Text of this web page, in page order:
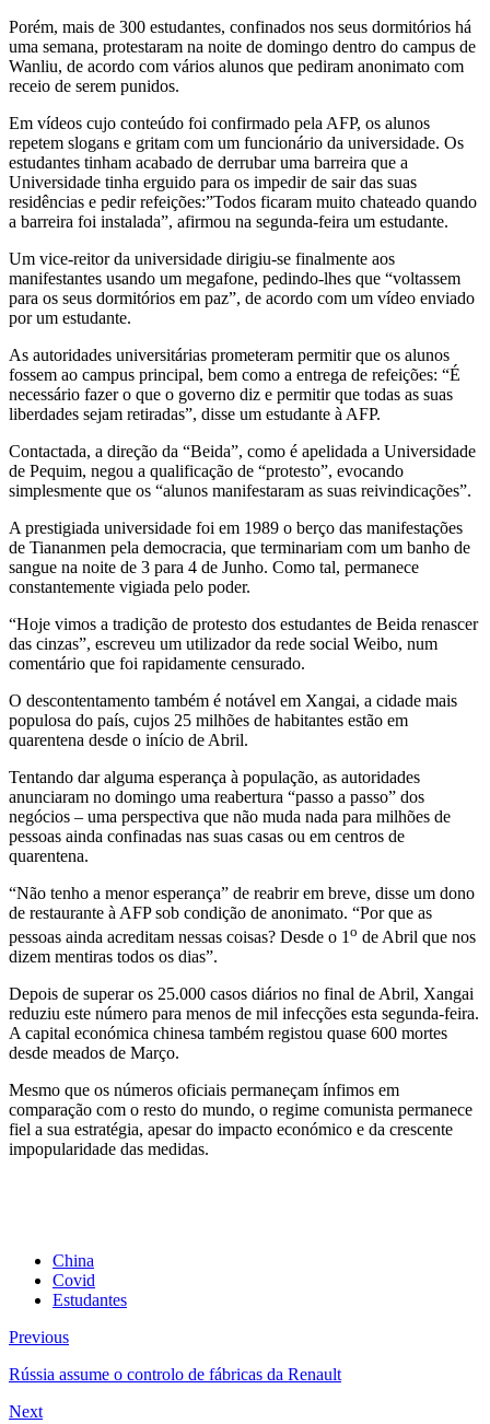
Porém, mais de 300 estudantes, confinados nos seus dormitórios há
uma semana, protestaram na noite de domingo dentro do campus de
Wanliu, de acordo com vários alunos que pediram anonimato com
receio de serem punidos.
Em vídeos cujo conteúdo foi confirmado pela AFP, os alunos
repetem slogans e gritam com um funcionário da universidade. Os
estudantes tinham acabado de derrubar uma barreira que a
Universidade tinha erguido para os impedir de sair das suas
residências e pedir refeições:”Todos ficaram muito chateado quando
a barreira foi instalada”, afirmou na segunda-feira um estudante.
Um vice-reitor da universidade dirigiu-se finalmente aos
manifestantes usando um megafone, pedindo-lhes que “voltassem
para os seus dormitórios em paz”, de acordo com um vídeo enviado
por um estudante.
As autoridades universitárias prometeram permitir que os alunos
fossem ao campus principal, bem como a entrega de refeições: “É
necessário fazer o que o governo diz e permitir que todas as suas
liberdades sejam retiradas”, disse um estudante à AFP.
Contactada, a direção da “Beida”, como é apelidada a Universidade
de Pequim, negou a qualificação de “protesto”, evocando
simplesmente que os “alunos manifestaram as suas reivindicações”.
A prestigiada universidade foi em 1989 o berço das manifestações
de Tiananmen pela democracia, que terminariam com um banho de
sangue na noite de 3 para 4 de Junho. Como tal, permanece
constantemente vigiada pelo poder.
“Hoje vimos a tradição de protesto dos estudantes de Beida renascer
das cinzas”, escreveu um utilizador da rede social Weibo, num
comentário que foi rapidamente censurado.
O descontentamento também é notável em Xangai, a cidade mais
populosa do país, cujos 25 milhões de habitantes estão em
quarentena desde o início de Abril.
Tentando dar alguma esperança à população, as autoridades
anunciaram no domingo uma reabertura “passo a passo” dos
negócios – uma perspectiva que não muda nada para milhões de
pessoas ainda confinadas nas suas casas ou em centros de
quarentena.
“Não tenho a menor esperança” de reabrir em breve, disse um dono
de restaurante à AFP sob condição de anonimato. “Por que as
pessoas ainda acreditam nessas coisas? Desde o 1 o de Abril que nos
dizem mentiras todos os dias”.
Depois de superar os 25.000 casos diários no final de Abril, Xangai
reduziu este número para menos de mil infecções esta segunda-feira.
A capital económica chinesa também registou quase 600 mortes
desde meados de Março.
Mesmo que os números oficiais permaneçam ínfimos em
comparação com o resto do mundo, o regime comunista permanece
fiel a sua estratégia, apesar do impacto económico e da crescente
impopularidade das medidas.
China
Covid
Estudantes
Previous
Rússia assume o controlo de fábricas da Renault
Next